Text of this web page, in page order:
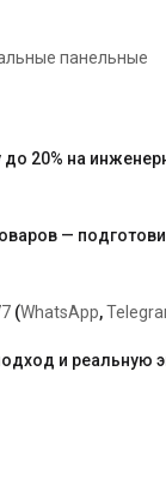
панельные
20% на
—
(WhatsApp,
и реальную